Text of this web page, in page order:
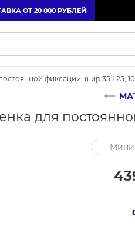
ОТ 20 000 РУБЛЕЙ
фиксации, шир.35 L25,
для